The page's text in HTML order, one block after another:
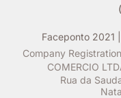
Faceponto 2021
Company Registration
COMERCIO
Rua da